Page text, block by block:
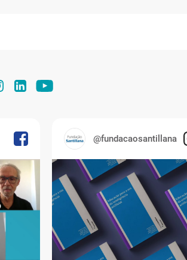
@fundacaosantillana